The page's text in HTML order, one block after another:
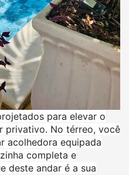
para elevar o
privativo. No térreo, você
acolhedora equipada
completa e
deste andar é a sua